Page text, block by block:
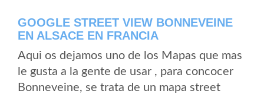
GOOGLE STREET VIEW BONNEVEINE
EN ALSACE EN FRANCIA
Aqui os dejamos uno de los Mapas que mas
le gusta a la gente de usar , para concocer
Bonneveine, se trata de un mapa street